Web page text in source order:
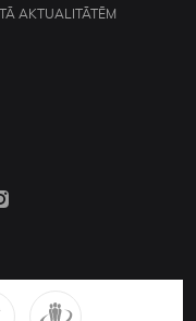
AKTUALITĀTĒM